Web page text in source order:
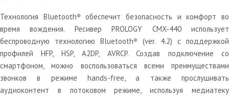
Технология Bluetooth®
обеспечит безопасность и комфорт во
время вождения. Ресивер PROLOGY CMX-440 использует
беспроводную технологию Bluetooth®
(ver. 4.2) с поддержкой
профилей HFP, HSP, A2DP, AVRCP. Создав подключение со
смартфоном, можно воспользоваться всеми преимуществами
звонков в режиме hands-free, а также прослушивать
аудиоконтент в потоковом режиме, используя медиатеку